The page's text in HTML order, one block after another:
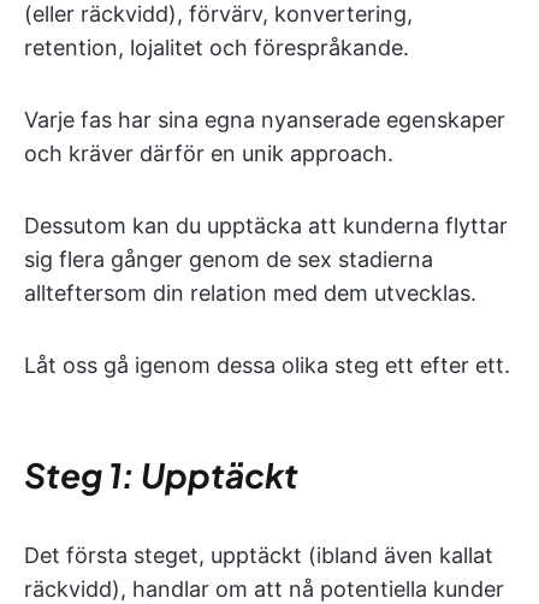
(eller räckvidd), förvärv, konvertering,
retention, lojalitet och förespråkande.
Varje fas har sina egna nyanserade egenskaper
och kräver därför en unik approach.
Dessutom kan du upptäcka att kunderna flyttar
sig flera gånger genom de sex stadierna
allteftersom din relation med dem utvecklas.
Låt oss gå igenom dessa olika steg ett efter ett.
Steg 1: Upptäckt
Det första steget, upptäckt (ibland även kallat
räckvidd), handlar om att nå potentiella kunder